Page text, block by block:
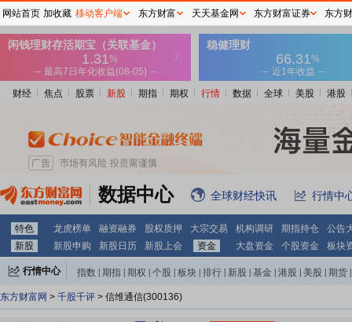
财经 焦点 股票 新股 期指 期权 行情 数据 全球 美股 港股
数据中心 全球财经快讯 行情中
特色 龙虎榜单 融资融券 股权质押 大宗交易 机构调研 期指持仓
公告
新股
新股申购 新股日历 新股上会 资金 大盘资金 个股资金 板块
行情中心 指数 期指 期权 个股 板块 排行 新股 基金 港股 美股 期货
东方财富网 > 千股千评 > 信维通信(300136)
网站首页 加收藏 移动客户端 东方财富 天天基金网 东方财富证券 东方